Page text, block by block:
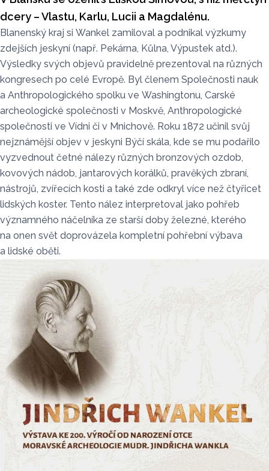
dcery – Vlastu, Karlu, Lucii a Magdalénu.
Blanenský kraj si Wankel zamiloval a podnikal výzkumy
zdejších jeskyní (např. Pekárna, Kůlna, Výpustek atd.).
Výsledky svých objevů pravidelně prezentoval na různých
kongresech po celé Evropě. Byl členem Společnosti nauk
a Anthropologického spolku ve Washingtonu, Carské
archeologické společnosti v Moskvě, Anthropologické
společnosti ve Vídni či v Mnichově. Roku 1872 učinil svůj
nejznámější objev v jeskyni Býčí skála, kde se mu podařilo
vyzvednout četné nálezy různých bronzových ozdob,
kovových nádob, jantarových korálků, pravěkých zbraní,
nástrojů, zvířecích kosti a také zde odkryl více než čtyřicet
lidských koster. Tento nález interpretoval jako pohřeb
významného náčelníka ze starší doby železné, kterého
na onen svět doprovázela kompletní pohřební výbava
a lidské oběti.